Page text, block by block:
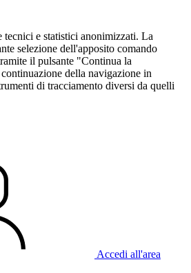
e statistici anonimizzati. La
selezione dell'apposito comando
il pulsante "Continua la
della navigazione in
di tracciamento diversi da quelli
Accedi all'area